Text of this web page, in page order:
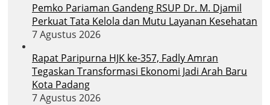
Pemko Pariaman Gandeng RSUP Dr. M. Djamil
Perkuat Tata Kelola dan Mutu Layanan Kesehatan
7 Agustus 2026
Rapat Paripurna HJK ke-357, Fadly Amran
Tegaskan Transformasi Ekonomi Jadi Arah Baru
Kota Padang
7 Agustus 2026